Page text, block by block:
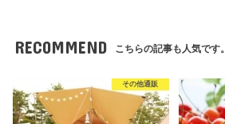
RECOMMEND こちらの記事も人気です。
その他通販